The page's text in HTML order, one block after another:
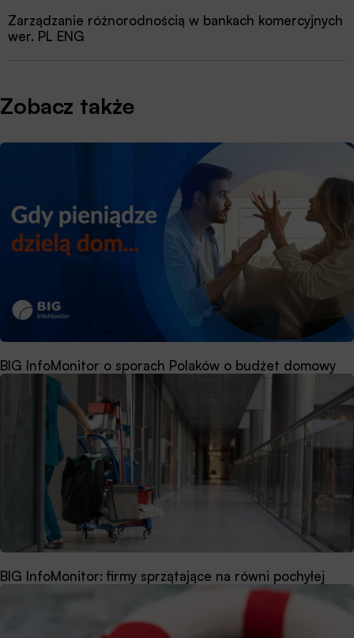
Zarządzanie różnorodnością w bankach komercyjnych
wer. PL ENG
Zobacz także
BIG InfoMonitor o sporach Polaków o budżet domowy
BIG InfoMonitor: firmy sprzątające na równi pochyłej